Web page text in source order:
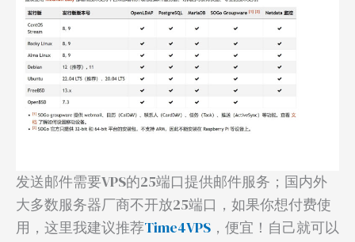
发送邮件需要VPS的25端口提供邮件服务；国内外
大多数服务器厂商不开放25端口，如果你想付费使
用，这里我建议推荐Time4VPS ，便宜！自己就可以